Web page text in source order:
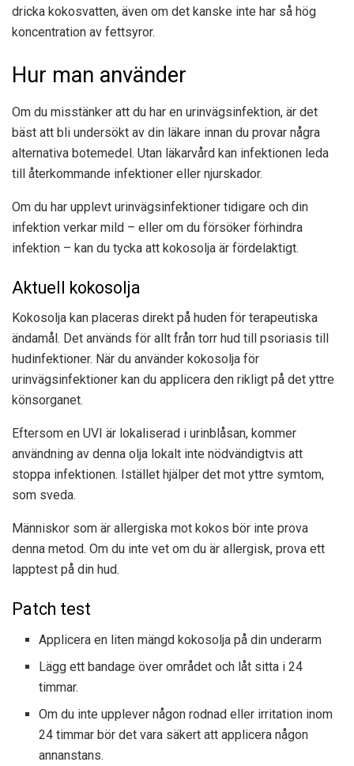
dricka kokosvatten, även om det kanske inte har så hög
koncentration av fettsyror.
Hur man använder
Om du misstänker att du har en urinvägsinfektion, är det
bäst att bli undersökt av din läkare innan du provar några
alternativa botemedel. Utan läkarvård kan infektionen leda
till återkommande infektioner eller njurskador.
Om du har upplevt urinvägsinfektioner tidigare och din
infektion verkar mild – eller om du försöker förhindra
infektion – kan du tycka att kokosolja är fördelaktigt.
Aktuell kokosolja
Kokosolja kan placeras direkt på huden för terapeutiska
ändamål. Det används för allt från torr hud till psoriasis till
hudinfektioner. När du använder kokosolja för
urinvägsinfektioner kan du applicera den rikligt på det yttre
könsorganet.
Eftersom en UVI är lokaliserad i urinblåsan, kommer
användning av denna olja lokalt inte nödvändigtvis att
stoppa infektionen. Istället hjälper det mot yttre symtom,
som sveda.
Människor som är allergiska mot kokos bör inte prova
denna metod. Om du inte vet om du är allergisk, prova ett
lapptest på din hud.
Patch test
Applicera en liten mängd kokosolja på din underarm
Lägg ett bandage över området och låt sitta i 24
timmar.
Om du inte upplever någon rodnad eller irritation inom
24 timmar bör det vara säkert att applicera någon
annanstans.